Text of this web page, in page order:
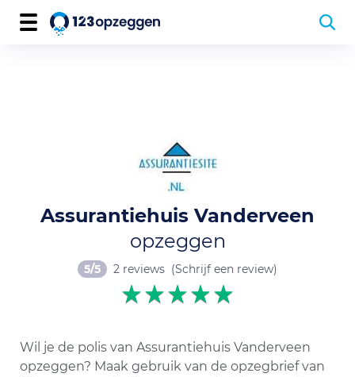
Assurantiehuis Vanderveen
opzeggen
5/5 2 reviews (Schrijf een review)
Wil je de polis van Assurantiehuis Vanderveen
opzeggen? Maak gebruik van de opzegbrief van